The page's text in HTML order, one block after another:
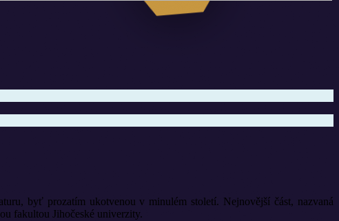
byť prozatím ukotvenou v minulém století. Nejnovější část, nazvaná
fakultou Jihočeské univerzity.